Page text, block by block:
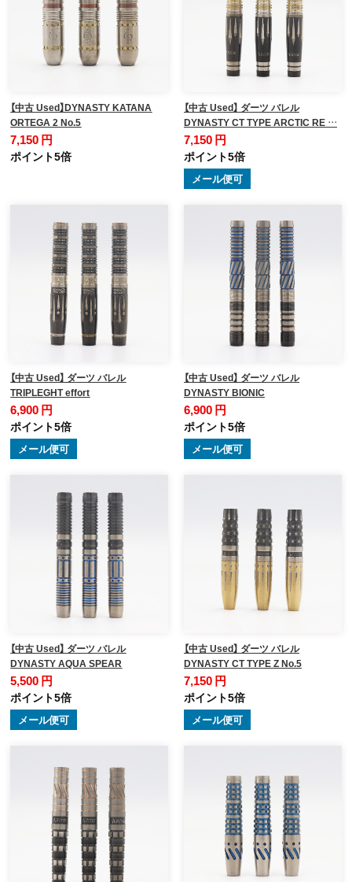
【中古 Used】DYNASTY KATANA
ORTEGA 2 No.5
7,150 円
ポイント5倍
【中古 Used】 ダーツ バレル
DYNASTY CT TYPE ARCTIC RE …
7,150 円
ポイント5倍
メール便可
【中古 Used】 ダーツ バレル
TRIPLEGHT effort
6,900 円
ポイント5倍
メール便可
【中古 Used】 ダーツ バレル
DYNASTY BIONIC
6,900 円
ポイント5倍
メール便可
【中古 Used】 ダーツ バレル
DYNASTY AQUA SPEAR
5,500 円
ポイント5倍
メール便可
【中古 Used】 ダーツ バレル
DYNASTY CT TYPE Z No.5
7,150 円
ポイント5倍
メール便可